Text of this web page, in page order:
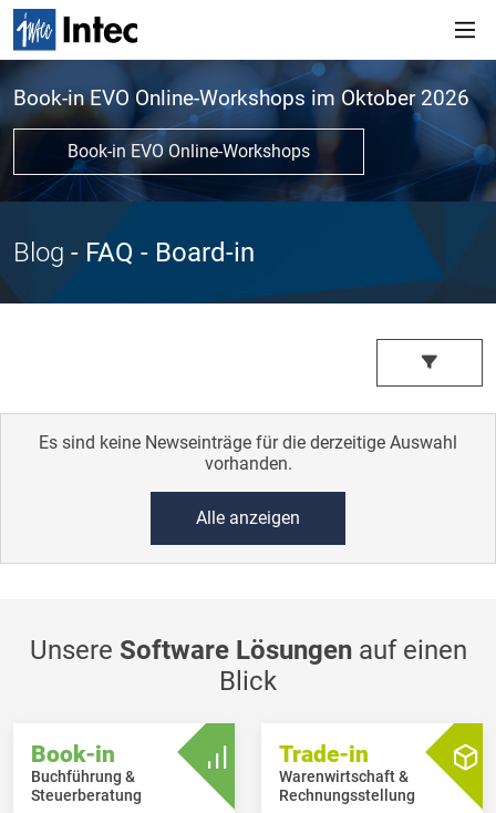
Book-in EVO Online-Workshops im Oktober 2026
Book-in EVO Online-Workshops
Blog - FAQ - Board-in
Es sind keine Newseinträge für die derzeitige Auswahl
vorhanden.
Alle anzeigen
Unsere Software Lösungenauf einen
Blick
Book-in
Buchführung &
Steuerberatung
Trade-in
Warenwirtschaft &
Rechnungsstellung